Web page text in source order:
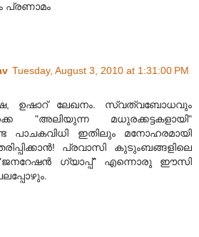
പ്രണാമം
Tuesday, August 3, 2010 at 1:31:00 PM
ഉഷാറ് ലേഖനം. സ്വത്വബോധവും
"അലിയുന്ന മധുരക്കട്ടകളായി"
പാചകവിധി ഇതിലും മനോഹരമായി
പ്രവാസി കുടും‌ബങ്ങളിലെ
"ജനറേഷന്‍ ഗ്യാപ്പ്" എന്നൊരു ഈസി